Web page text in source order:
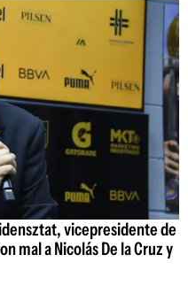
vicepresidente de
mal a Nicolás De la Cruz y